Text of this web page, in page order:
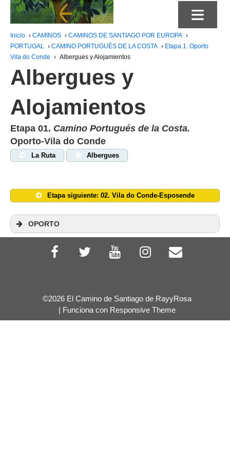
≡
Inicio › CAMINOS › CAMINOS DE SANTIAGO POR EUROPA ›
PORTUGAL › CAMINO PORTUGUÉS DE LA COSTA › Etapa 1. Oporto
Vila do Conde › Albergues y Alojamientos
Albergues y
Alojamientos
Etapa 01. Camino Portugués de la Costa.
Oporto-Vila do Conde
La Ruta Albergues
Etapa siguiente: 02. Vila do Conde-Esposende
OPORTO
Albergue de Peregrinos
©2026 El Camino de Santiago de RayyRosa
| Funciona con Responsive Theme